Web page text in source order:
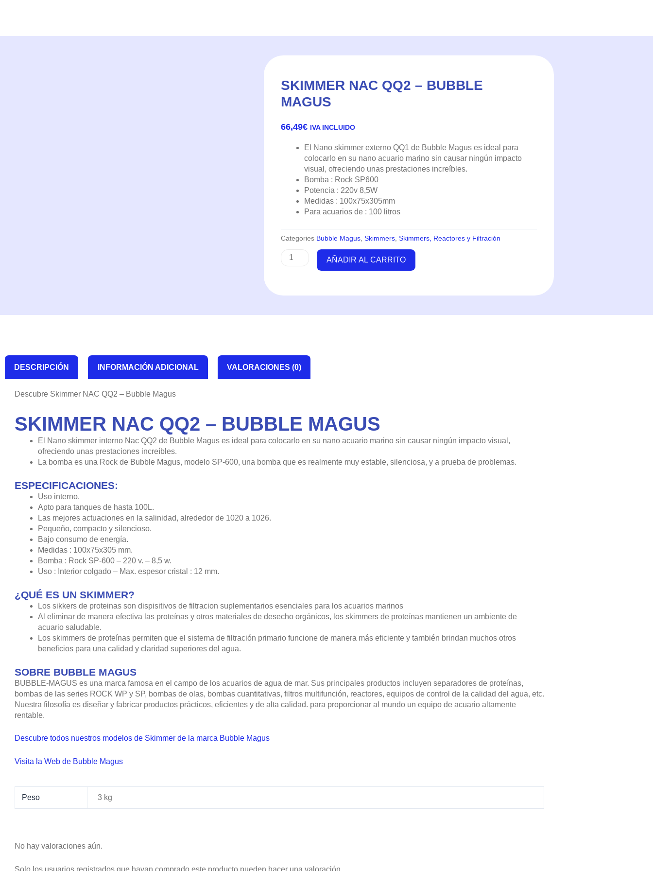
SKIMMER NAC QQ2 – BUBBLE
MAGUS
66,49€ IVA INCLUIDO
El Nano skimmer externo QQ1 de Bubble Magus es ideal para
colocarlo en su nano acuario marino sin causar ningún impacto
visual, ofreciendo unas prestaciones increíbles.
Bomba : Rock SP600
Potencia : 220v 8,5W
Medidas : 100x75x305mm
Para acuarios de : 100 litros
Categories Bubble Magus Skimmers Skimmers, Reactores y Filtración
Skimmer
Bubble
AÑADIR AL CARRITO
DESCRIPCIÓN INFORMACIÓN ADICIONAL VALORACIONES (0)
Descubre Skimmer NAC QQ2 – Bubble Magus
SKIMMER NAC QQ2 – BUBBLE MAGUS
El Nano skimmer interno Nac QQ2 de Bubble Magus es ideal para colocarlo en su nano acuario marino sin causar ningún impacto visual,
ofreciendo unas prestaciones increíbles.
La bomba es una Rock de Bubble Magus, modelo SP-600, una bomba que es realmente muy estable, silenciosa, y a prueba de problemas.
ESPECIFICACIONES:
Uso interno.
Apto para tanques de hasta 100L.
Las mejores actuaciones en la salinidad, alrededor de 1020 a 1026.
Pequeño, compacto y silencioso.
Bajo consumo de energía.
Medidas : 100x75x305 mm.
Bomba : Rock SP-600 – 220 v. – 8,5 w.
Uso : Interior colgado – Max. espesor cristal : 12 mm.
¿QUÉ ES UN SKIMMER?
Los sikkers de proteinas son dispisitivos de filtracion suplementarios esenciales para los acuarios marinos
Al eliminar de manera efectiva las proteínas y otros materiales de desecho orgánicos, los skimmers de proteínas mantienen un ambiente de
acuario saludable.
Los skimmers de proteínas permiten que el sistema de filtración primario funcione de manera más eficiente y también brindan muchos otros
beneficios para una calidad y claridad superiores del agua.
SOBRE BUBBLE MAGUS
BUBBLE-MAGUS es una marca famosa en el campo de los acuarios de agua de mar. Sus principales productos incluyen separadores de proteínas,
bombas de las series ROCK WP y SP, bombas de olas, bombas cuantitativas, filtros multifunción, reactores, equipos de control de la calidad del agua, etc.
Nuestra filosofía es diseñar y fabricar productos prácticos, eficientes y de alta calidad. para proporcionar al mundo un equipo de acuario altamente
rentable.
Descubre todos nuestros modelos de Skimmer de la marca Bubble Magus
Visita la Web de Bubble Magus
Peso 3 kg
No hay valoraciones aún.
Solo los usuarios registrados que hayan comprado este producto pueden hacer una valoración.